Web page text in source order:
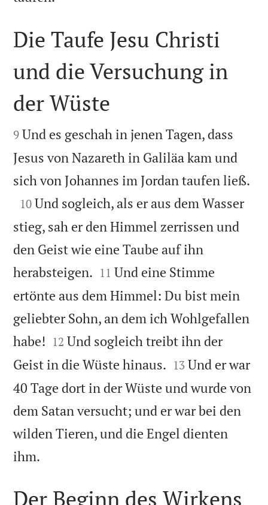

Die Taufe Jesu Christi
und die Versuchung in
der Wüste

9 Und es geschah in jenen Tagen, dass
Jesus von Nazareth in Galiläa kam und
sich von Johannes im Jordan taufen ließ.

10 Und sogleich, als er aus dem Wasser
stieg, sah er den Himmel zerrissen und
den Geist wie eine Taube auf ihn
herabsteigen. 

11 Und eine Stimme
ertönte aus dem Himmel: Du bist mein
geliebter Sohn, an dem ich Wohlgefallen
habe! 

12 Und sogleich treibt ihn der
Geist in die Wüste hinaus. 

13 Und er war
40 Tage dort in der Wüste und wurde von
dem Satan versucht; und er war bei den
wilden Tieren, und die Engel dienten
ihm.
Der Beginn des Wirkens